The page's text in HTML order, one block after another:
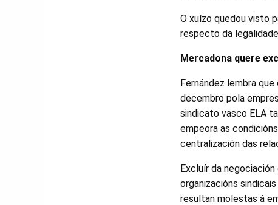
O xuízo quedou visto
respecto da
Mercadona quere
Fernández lembra
decembro pola
sindicato vasco ELA
empeora as
centralización das
Excluír da
organizacións
resultan molestas á